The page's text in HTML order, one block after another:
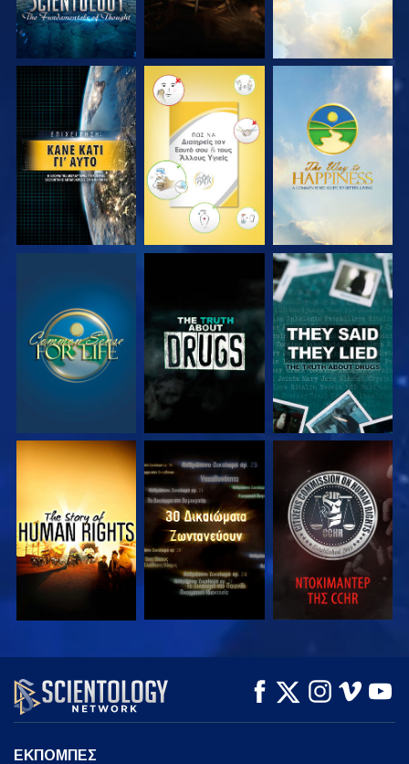
ΠΑΡΑΚΟΛΟΥΘΗΣΤΕ ΠΑΡΑΚΟΛΟΥΘΗΣΤΕ ΠΑΡΑΚΟΛΟΥΘΗΣΤΕ
ΠΑΡΑΚΟΛΟΥΘΗΣΤΕ ΠΑΡΑΚΟΛΟΥΘΗΣΤΕ ΠΑΡΑΚΟΛΟΥΘΗΣΤΕ
ΠΑΡΑΚΟΛΟΥΘΗΣΤΕ ΠΑΡΑΚΟΛΟΥΘΗΣΤΕ ΠΑΡΑΚΟΛΟΥΘΗΣΤΕ
ΠΑΡΑΚΟΛΟΥΘΗΣΤΕ ΠΑΡΑΚΟΛΟΥΘΗΣΤΕ
ΕΞΕΡΕΥΝΗΣΤΕ ΤΗ
ΣΕΙΡΑ
ΕΚΠΟΜΠΕΣ